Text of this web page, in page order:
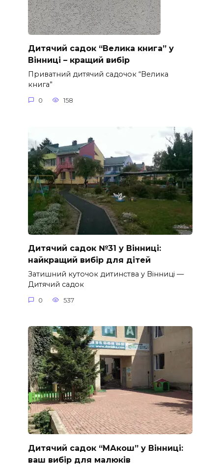
Дитячий садок “Велика книга” у
Вінниці – кращий вибір
Приватний дитячий садочок “Велика
книга”
0 158
Дитячий садок №31 у Вінниці:
найкращий вибір для дітей
Затишний куточок дитинства у Вінниці —
Дитячий садок
0 537
Дитячий садок “МАкош” у Вінниці:
ваш вибір для малюків